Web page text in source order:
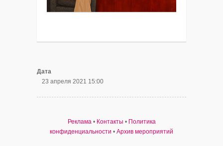
Дата
23 апреля 2021 15:00
Реклама• Контакты • Политика
конфиденциальности • Архив мероприятий